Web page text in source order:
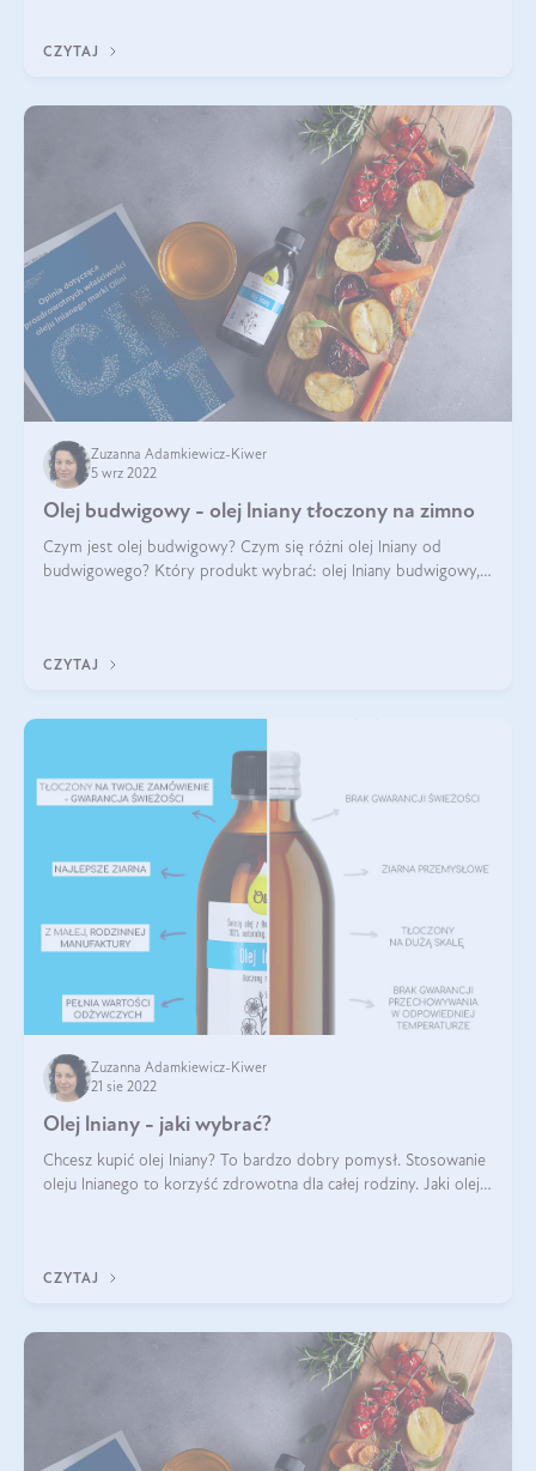
CZYTAJ
Zuzanna Adamkiewicz-Kiwer
5 wrz 2022
Olej budwigowy - olej lniany tłoczony na zimno
Czym jest olej budwigowy? Czym się różni olej lniany od
budwigowego? Który produkt wybrać: olej lniany budwigowy,
CZYTAJ
Zuzanna Adamkiewicz-Kiwer
21 sie 2022
Olej lniany - jaki wybrać?
Chcesz kupić olej lniany? To bardzo dobry pomysł. Stosowanie
oleju lnianego to korzyść zdrowotna dla całej rodziny. Jaki olej
CZYTAJ